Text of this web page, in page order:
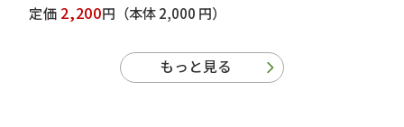
定価 2,200円 （本体 2,000 円）
もっと見る